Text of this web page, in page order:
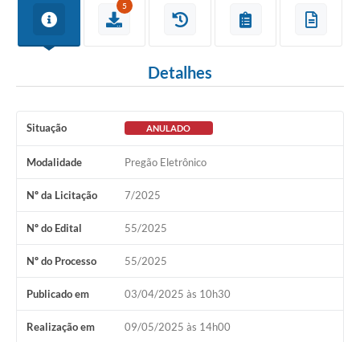
5
Detalhes
Situação ANULADO
Modalidade Pregão Eletrônico
Nº da Licitação 7/2025
Nº do Edital 55/2025
Nº do Processo 55/2025
Publicado em 03/04/2025 às 10h30
Realização em 09/05/2025 às 14h00